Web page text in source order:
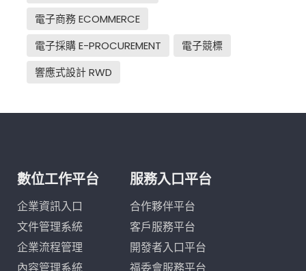
電子商務 ECOMMERCE
電子採購 E-PROCUREMENT
電子競標
響應式設計 RWD
數位工作平台
企業資訊入口
文件管理系統
企業流程管理
服務入口平台
合作夥伴平台
客戶服務平台
開發者入口平台